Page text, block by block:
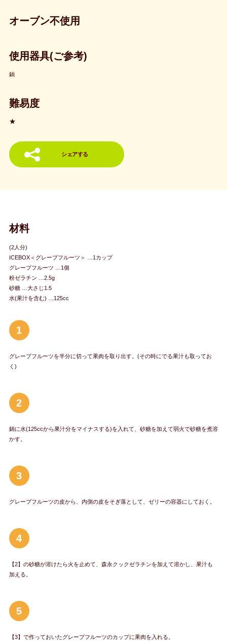
オーブン不使用
使用器具(ご参考)
鍋
難易度
★
シェアする
材料
(2人分)
ICEBOX＜グレープフルーツ＞ …1カップ
グレープフルーツ …1個
粉ゼラチン …2.5g
砂糖 …大さじ1.5
水(果汁を含む) …125cc
1
グレープフルーツを半分に切って果肉を取り出す。(その時にでる果汁も取ってお
く)
2
鍋に水(125ccから果汁分をマイナスする)を入れて、砂糖を加えて弱火で砂糖を煮溶
かす。
3
グレープフルーツの皮から、内側の皮をそぎ落として、ゼリーの容器にしておく。
4
【2】の砂糖が溶けたら火を止めて、森永クックゼラチンを加えて溶かし、果汁も
加える。
5
【3】で作っておいたグレープフルーツのカップに果肉を入れる。